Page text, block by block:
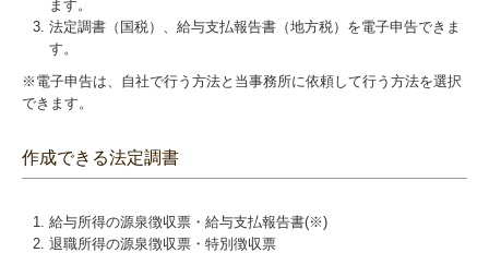
ます。
法定調書（国税）、給与支払報告書（地方税）を電子申告できま
す。
※電子申告は、自社で行う方法と当事務所に依頼して行う方法を選択
できます。
作成できる法定調書
給与所得の源泉徴収票・給与支払報告書(※)
退職所得の源泉徴収票・特別徴収票